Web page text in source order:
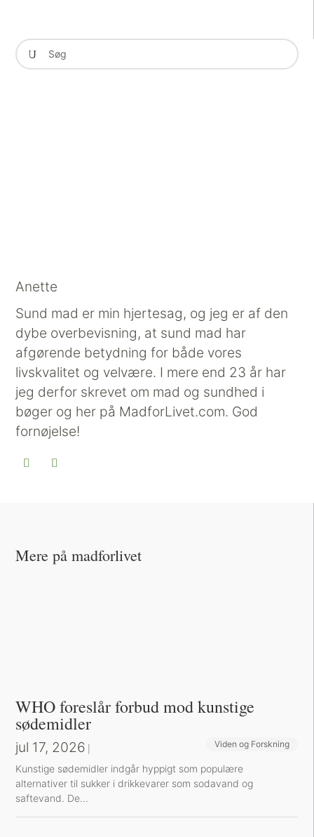
Anette
Sund mad er min hjertesag, og jeg er af den
dybe overbevisning, at sund mad har
afgørende betydning for både vores
livskvalitet og velvære. I mere end 23 år har
jeg derfor skrevet om mad og sundhed i
bøger og her på MadforLivet.com. God
fornøjelse!
Mere på madforlivet
WHO foreslår forbud mod kunstige
sødemidler
jul 17, 2026 Viden og Forskning
Kunstige sødemidler indgår hyppigt som populære
alternativer til sukker i drikkevarer som sodavand og
saftevand. De...